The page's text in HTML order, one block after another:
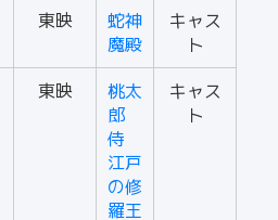
東映
蛇神
魔殿
キャス
ト
東映
桃太
郎
侍
江戸
の修
羅王
キャス
ト